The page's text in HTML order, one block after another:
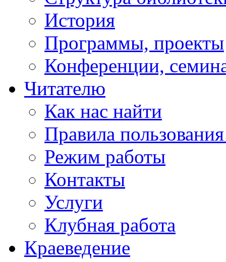
История
Программы, проекты
Конференции,
Читателю
Как нас найти
Правила
Режим работы
Контакты
Услуги
Клубная работа
Краеведение